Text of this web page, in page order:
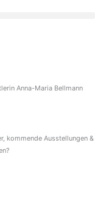
Anna-Maria Bellmann
kommende Ausstellungen &